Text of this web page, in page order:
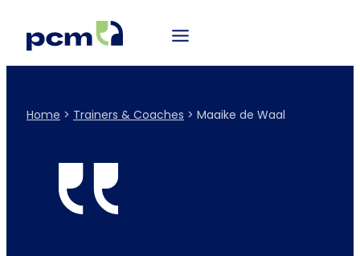
Home > Trainers & Coaches > Maaike de Waal